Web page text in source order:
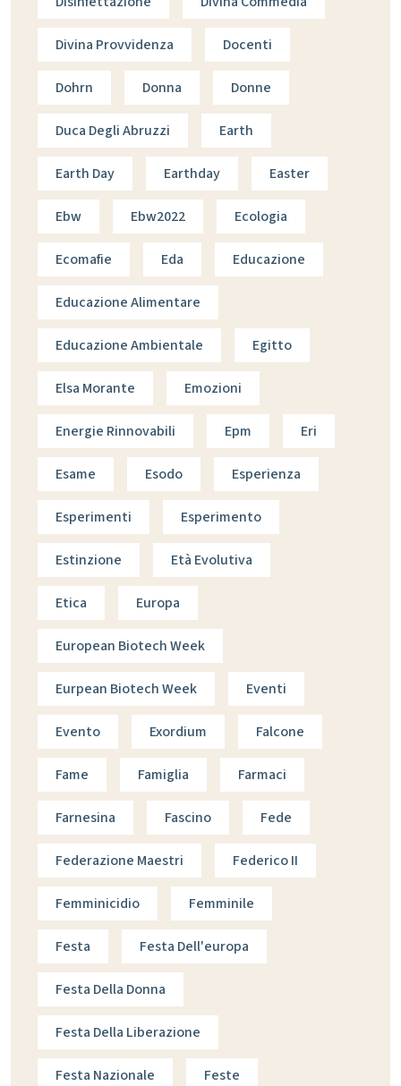
Divina Provvidenza Docenti
Dohrn Donna Donne
Duca Degli Abruzzi Earth
Earth Day Earthday Easter
Ebw Ebw2022 Ecologia
Ecomafie Eda Educazione
Educazione Alimentare
Educazione Ambientale Egitto
Elsa Morante Emozioni
Energie Rinnovabili Epm Eri
Esame Esodo Esperienza
Esperimenti Esperimento
Estinzione Età Evolutiva
Etica Europa
European Biotech Week
Eurpean Biotech Week Eventi
Evento Exordium Falcone
Fame Famiglia Farmaci
Farnesina Fascino Fede
Federazione Maestri Federico II
Femminicidio Femminile
Festa Festa Dell'europa
Festa Della Donna
Festa Della Liberazione
Festa Nazionale Feste